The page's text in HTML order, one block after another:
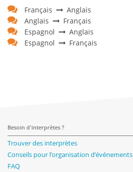
Français
Anglais
Anglais
Français
Espagnol
Anglais
Espagnol
Français
Besoin d'interprètes ?
Trouver des interprètes
Conseils pour l’organisation d’événements
FAQ